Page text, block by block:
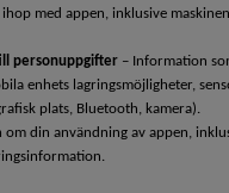
med appen, inklusive
personuppgifter – Information
enhets lagringsmöjligheter,
plats, Bluetooth, kamera).
om din användning av appen,